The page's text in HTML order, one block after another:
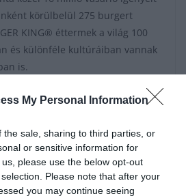
My Personal Information
the sale, sharing to third parties, or
or sensitive information for
please use the below opt-out
Please note that after your
you may continue seeing
körülbelül 275 burgert
KING® éttermek a világ 100
és különféle kultúráiban vannak
is.
kvíz: Itt egy újabb fejtörő (643)vagy
(481)vagyA legjobbak ebben a
jó választ adnak. Neked mennyi
jó válasz és egy kis mosoly (733)